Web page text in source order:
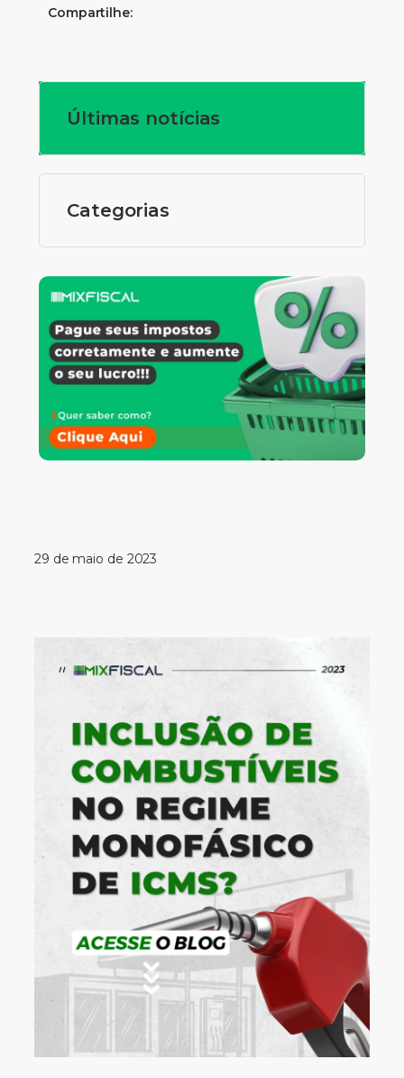
Compartilhe:
Últimas notícias
Categorias
29 de maio de 2023